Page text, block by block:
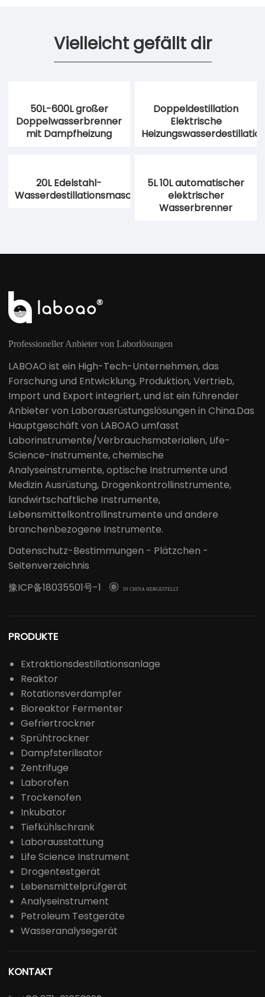
Vielleicht gefällt dir
50L-600L großer
Doppelwasserbrenner
mit Dampfheizung
Doppeldestillation
Elektrische
20L Edelstahl-
Wasserdestillationsmaschine
5L 10L automatischer
elektrischer
Wasserbrenner
Professioneller Anbieter von Laborlösungen
LABOAO ist ein High-Tech-Unternehmen, das
Forschung und Entwicklung, Produktion, Vertrieb,
Import und Export integriert, und ist ein führender
Anbieter von Laborausrüstungslösungen in China.Das
Hauptgeschäft von LABOAO umfasst
Laborinstrumente/Verbrauchsmaterialien, Life-
Science-Instrumente, chemische
Analyseinstrumente, optische Instrumente und
Medizin Ausrüstung, Drogenkontrollinstrumente,
landwirtschaftliche Instrumente,
Lebensmittelkontrollinstrumente und andere
branchenbezogene Instrumente.
Datenschutz-Bestimmungen - Plätzchen -
Seitenverzeichnis
豫ICP备18035501号-1
 IN CHINA HERGESTELLT
PRODUKTE
Extraktionsdestillationsanlage
Reaktor
Rotationsverdampfer
Bioreaktor Fermenter
Gefriertrockner
Sprühtrockner
Dampfsterilisator
Zentrifuge
Laborofen
Trockenofen
Inkubator
Tiefkühlschrank
Laborausstattung
Life Science Instrument
Drogentestgerät
Lebensmittelprüfgerät
Analyseinstrument
Petroleum Testgeräte
Wasseranalysegerät
KONTAKT